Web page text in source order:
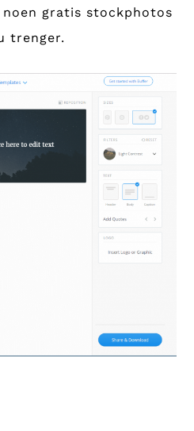
noen gratis stockphotos
trenger.